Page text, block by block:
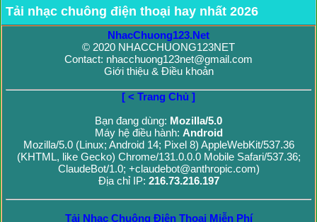
Tải nhạc chuông điện thoại hay nhất 2026
NhacChuong123.Net
© 2020 NHACCHUONG123NET
Contact: nhacchuong123net@gmail.com
Giới thiệu & Điều khoản
[ < Trang Chủ ]
Bạn đang dùng: Mozilla/5.0
Máy hệ điều hành: Android
Mozilla/5.0 (Linux; Android 14; Pixel 8) AppleWebKit/537.36
(KHTML, like Gecko) Chrome/131.0.0.0 Mobile Safari/537.36;
ClaudeBot/1.0; +claudebot@anthropic.com)
Địa chỉ IP: 216.73.216.197
Tải Nhạc Chuông Điện Thoại Miễn Phí